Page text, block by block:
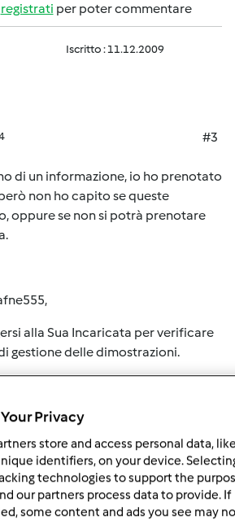
registrati per poter commentare
Iscritto : 11.12.2009
#3
di un informazione, io ho prenotato
non ho capito se queste
oppure se non si potrà prenotare
alla Sua Incaricata per verificare
gestione delle dimostrazioni.
In cima
Privacy
store and access personal data,
identifiers, on your device.
technologies to support the
our partners process data to provide. If
some content and ads you see may